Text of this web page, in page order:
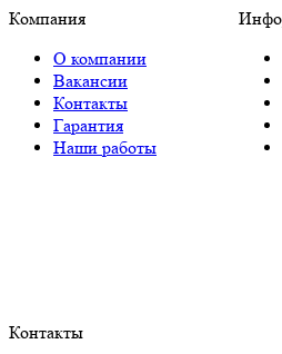
Компания
О компании
Вакансии
Контакты
Гарантия
Наши работы
Контакты